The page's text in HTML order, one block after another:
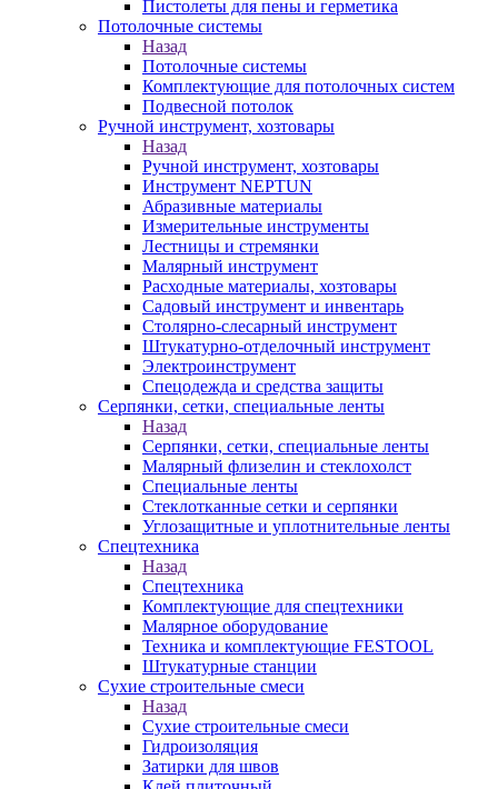
Пистолеты для пены и герметика
Потолочные системы
Назад
Потолочные системы
Комплектующие для потолочных систем
Подвесной потолок
Ручной инструмент, хозтовары
Назад
Ручной инструмент, хозтовары
Инструмент NEPTUN
Абразивные материалы
Измерительные инструменты
Лестницы и стремянки
Малярный инструмент
Расходные материалы, хозтовары
Садовый инструмент и инвентарь
Столярно-слесарный инструмент
Штукатурно-отделочный инструмент
Электроинструмент
Спецодежда и средства защиты
Серпянки, сетки, специальные ленты
Назад
Серпянки, сетки, специальные ленты
Малярный флизелин и стеклохолст
Специальные ленты
Стеклотканные сетки и серпянки
Углозащитные и уплотнительные ленты
Спецтехника
Назад
Спецтехника
Комплектующие для спецтехники
Малярное оборудование
Техника и комплектующие FESTOOL
Штукатурные станции
Сухие строительные смеси
Назад
Сухие строительные смеси
Гидроизоляция
Затирки для швов